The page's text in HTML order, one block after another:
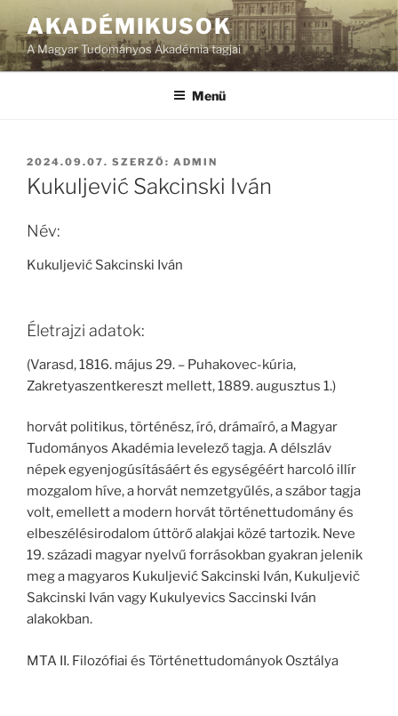
AKADÉMIKUSOK
A Magyar Tudományos Akadémia tagjai
Menü
BEKÜLDVE:
2024.09.07. SZERZŐ: ADMIN
Kukuljević Sakcinski Iván
Név:
Kukuljević Sakcinski Iván
Életrajzi adatok:
(Varasd, 1816. május 29. – Puhakovec-kúria,
Zakretyaszentkereszt mellett, 1889. augusztus 1.)
horvát politikus, történész, író, drámaíró, a Magyar
Tudományos Akadémia levelező tagja. A délszláv
népek egyenjogúsításáért és egységéért harcoló illír
mozgalom híve, a horvát nemzetgyűlés, a szábor tagja
volt, emellett a modern horvát történettudomány és
elbeszélésirodalom úttörő alakjai közé tartozik. Neve
19. századi magyar nyelvű forrásokban gyakran jelenik
meg a magyaros Kukuljević Sakcinski Iván, Kukuljevič
Sakcinski Iván vagy Kukulyevics Saccinski Iván
alakokban.
MTA II. Filozófiai és Történettudományok Osztálya